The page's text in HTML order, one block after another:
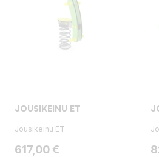
JOUSIKEINU ET
Jousikeinu ET.
Hinta
617,00 €